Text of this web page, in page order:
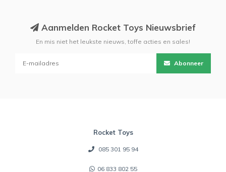
Aanmelden Rocket Toys Nieuwsbrief
En mis niet het leukste nieuws, toffe acties en sales!
Abonneer
Rocket Toys
085 301 95 94
06 833 802 55